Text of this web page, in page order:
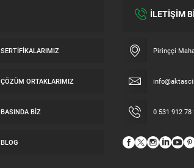
SERTIFIKALARIMIZ
ÇÖZÜM ORTAKLARIMIZ
BASINDA BIZ
BLOG
İLETİŞİM
Pirinççi
0 531 912 78